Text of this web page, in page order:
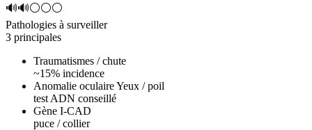
🔊🔊⚪⚪⚪
Pathologies à surveiller
3 principales
Traumatismes / chute
~15% incidence
Anomalie oculaire Yeux / poil
test ADN conseillé
Gène I-CAD
puce / collier